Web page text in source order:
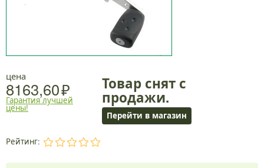
цена
8163,60
Гарантия лучшей
цены!
Товар снят с
продажи.
Перейти в магазин
Рейтинг: